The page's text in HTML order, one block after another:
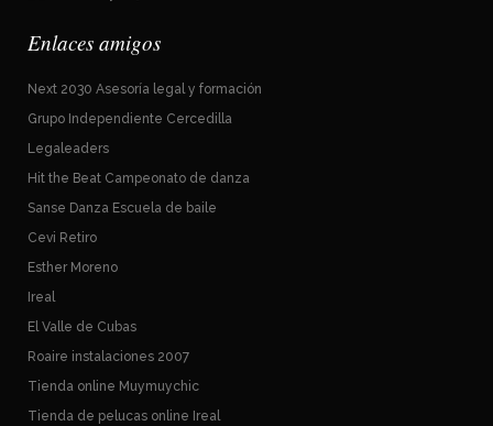
Enlaces amigos
Next 2030 Asesoría legal y formación
Grupo Independiente Cercedilla
Legaleaders
Hit the Beat Campeonato de danza
Sanse Danza Escuela de baile
Cevi Retiro
Esther Moreno
Ireal
El Valle de Cubas
Roaire instalaciones 2007
Tienda online Muymuychic
Tienda de pelucas online Ireal